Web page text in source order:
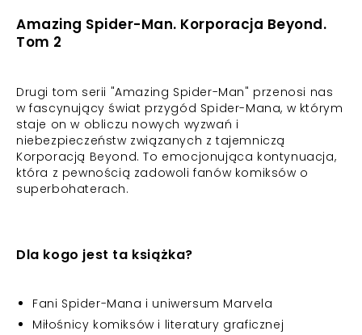
Amazing Spider-Man. Korporacja Beyond.
Tom 2
Drugi tom serii "Amazing Spider-Man" przenosi nas
w fascynujący świat przygód Spider-Mana, w którym
staje on w obliczu nowych wyzwań i
niebezpieczeństw związanych z tajemniczą
Korporacją Beyond. To emocjonująca kontynuacja,
która z pewnością zadowoli fanów komiksów o
superbohaterach.
Dla kogo jest ta książka?
Fani Spider-Mana i uniwersum Marvela
Miłośnicy komiksów i literatury graficznej